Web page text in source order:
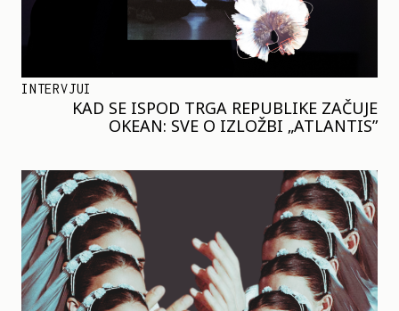
INTERVJUI
KAD SE ISPOD TRGA REPUBLIKE ZAČUJE
OKEAN: SVE O IZLOŽBI „ATLANTIS”